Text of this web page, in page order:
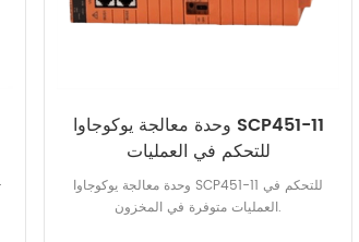
وحدة معالجة يوكوجاوا SCP451-11
للتحكم في العمليات
وحدة معالجة يوكوجاوا SCP451-11 للتحكم في
العمليات متوفرة في المخزون.